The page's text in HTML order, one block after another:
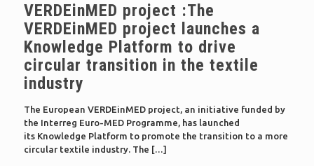
VERDEinMED project :The
VERDEinMED project launches a
Knowledge Platform to drive
circular transition in the textile
industry
The European VERDEinMED project, an initiative funded by
the Interreg Euro-MED Programme, has launched
its Knowledge Platform to promote the transition to a more
circular textile industry. The […]